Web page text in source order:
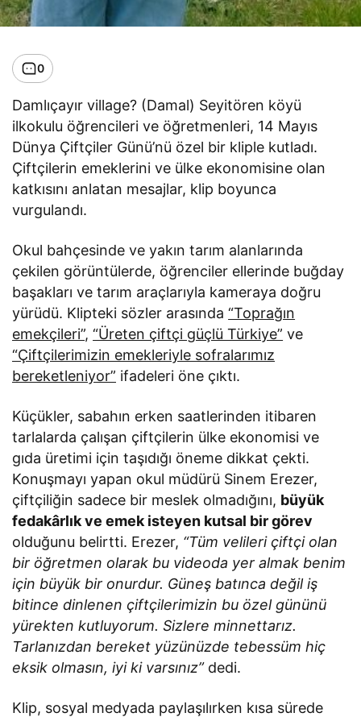
0
Damlıçayır village? (Damal) Seyitören köyü
ilkokulu öğrencileri ve öğretmenleri, 14 Mayıs
Dünya Çiftçiler Günü’nü özel bir kliple kutladı.
Çiftçilerin emeklerini ve ülke ekonomisine olan
katkısını anlatan mesajlar, klip boyunca
vurgulandı.
Okul bahçesinde ve yakın tarım alanlarında
çekilen görüntülerde, öğrenciler ellerinde buğday
başakları ve tarım araçlarıyla kameraya doğru
yürüdü. Klipteki sözler arasında“Toprağın
emekçileri”,“Üreten çiftçi güçlü Türkiye” ve
“Çiftçilerimizin emekleriyle sofralarımız
bereketleniyor” ifadeleri öne çıktı.
Küçükler, sabahın erken saatlerinden itibaren
tarlalarda çalışan çiftçilerin ülke ekonomisi ve
gıda üretimi için taşıdığı öneme dikkat çekti.
Konuşmayı yapan okul müdürü Sinem Erezer,
çiftçiliğin sadece bir meslek olmadığını, büyük
fedakârlık ve emek isteyen kutsal bir görev
olduğunu belirtti. Erezer, “Tüm velileri çiftçi olan
bir öğretmen olarak bu videoda yer almak benim
için büyük bir onurdur. Güneş batınca değil iş
bitince dinlenen çiftçilerimizin bu özel gününü
yürekten kutluyorum. Sizlere minnettarız.
Tarlanızdan bereket yüzünüzde tebessüm hiç
eksik olmasın, iyi ki varsınız”dedi.
Klip, sosyal medyada paylaşılırken kısa sürede